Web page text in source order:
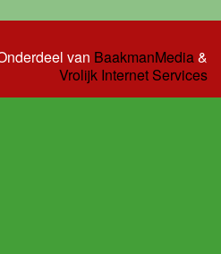
van BaakmanMedia&
Vrolijk Internet Services